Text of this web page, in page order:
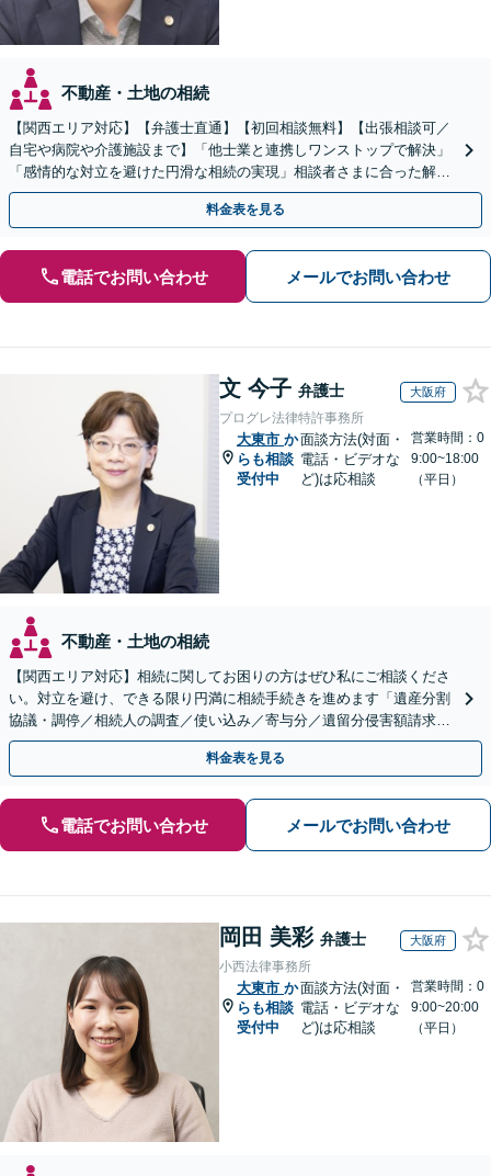
不動産・土地の相続
【関西エリア対応】【弁護士直通】【初回相談無料】【出張相談可／
自宅や病院や介護施設まで】「他士業と連携しワンストップで解決」
「感情的な対立を避けた円滑な相続の実現」相談者さまに合った解決
のプランをご提案
料金表を見る
電話でお問い合わせ メールでお問い合わせ
文 今子 弁護士 大阪府
プログレ法律特許事務所
大東市 か
らも相談
受付中
面談方法(対面・
電話・ビデオな
ど)は応相談
営業時間：0
9:00~18:00
（平日）
不動産・土地の相続
【関西エリア対応】相続に関してお困りの方はぜひ私にご相談くださ
い。対立を避け、できる限り円満に相続手続きを進めます「遺産分割
協議・調停／相続人の調査／使い込み／寄与分／遺留分侵害額請求／
相続放棄（借金の相続）／遺言書作成【休日・夜間相談可】
料金表を見る
電話でお問い合わせ メールでお問い合わせ
岡田 美彩 弁護士 大阪府
小西法律事務所
大東市 か
らも相談
受付中
面談方法(対面・
電話・ビデオな
ど)は応相談
営業時間：0
9:00~20:00
（平日）